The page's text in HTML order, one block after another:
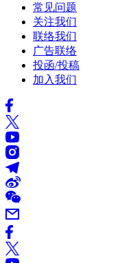
常见问题
关注我们
联络我们
广告联络
投函/投稿
加入我们